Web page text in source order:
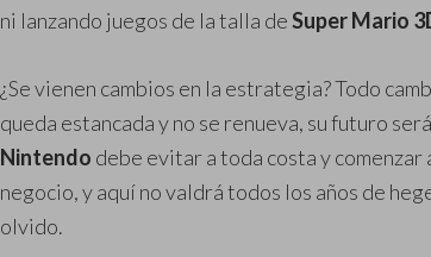
ni lanzando juegos de la talla deSuper Mario
¿Se vienen cambios en la estrategia? Todo
queda estancada y no se renueva, su futuro
Nintendo debe evitar a toda costa y comenzar
negocio, y aquí no valdrá todos los años de
olvido.